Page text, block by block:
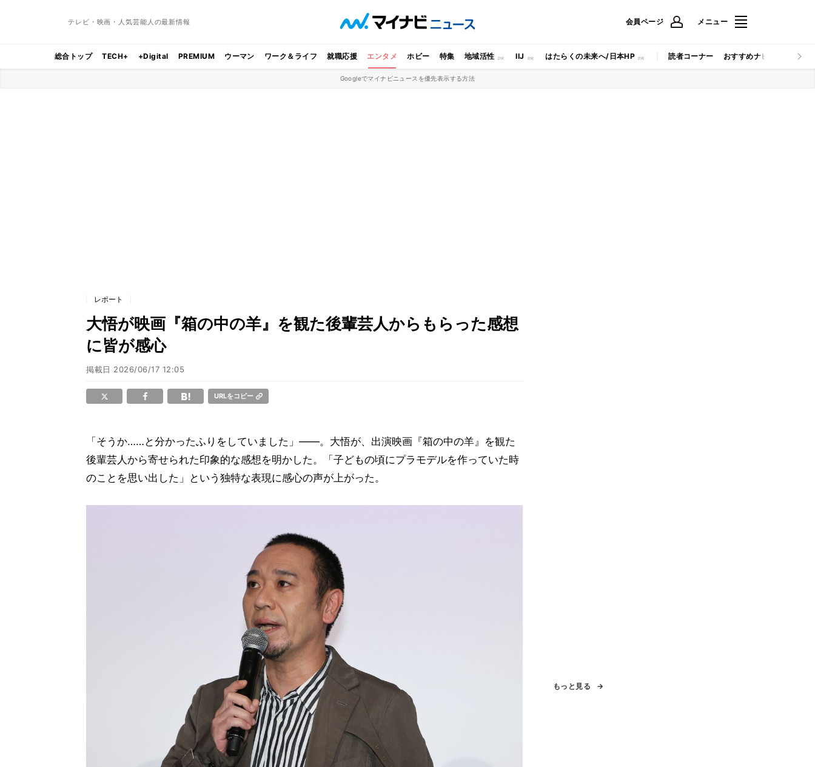
テレビ・映画・人気芸能人の最新情報 会員ページ メニュー
総合トップ TECH+ +Digital PREMIUM ウーマン ワーク＆ライフ 就職応援 エンタメ ホビー 特集 地域活性 IIJ はたらくの未来へ/日本HP 読者コーナー おすすめナビ マイナビ
Googleでマイナビニュースを優先表示する方法
レポート
大悟が映画『箱の中の羊』を観た後輩芸人からもらった感想
に皆が感心
掲載日 2026/06/17 12:05
URLをコピー
「そうか……と分かったふりをしていました」――。大悟が、出演映画『箱の中の羊』を観た
後輩芸人から寄せられた印象的な感想を明かした。「子どもの頃にプラモデルを作っていた時
のことを思い出した」という独特な表現に感心の声が上がった。
もっと見る